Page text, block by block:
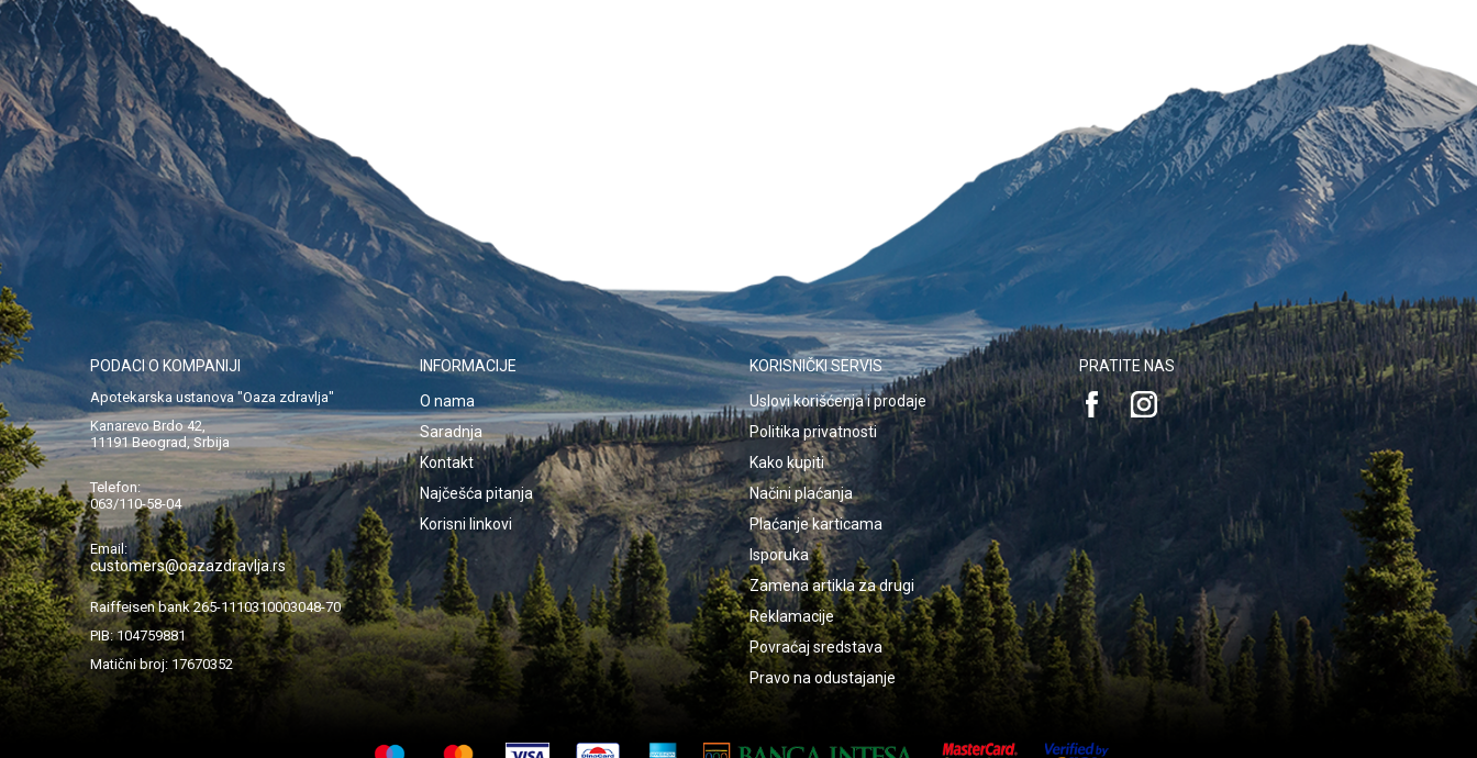
PODACI O KOMPANIJI
Apotekarska ustanova "Oaza zdravlja"
Kanarevo Brdo 42,
11191 Beograd, Srbija
Telefon:
063/110-58-04
Email:
customers@oazazdravlja.rs
Raiffeisen bank 265-1110310003048-70
PIB: 104759881
Matični broj: 17670352
INFORMACIJE
O nama
Saradnja
Kontakt
Najčešća pitanja
Korisni linkovi
KORISNIČKI SERVIS
Uslovi korišćenja i prodaje
Politika privatnosti
Kako kupiti
Načini plaćanja
Plaćanje karticama
Isporuka
Zamena artikla za drugi
Reklamacije
Povraćaj sredstava
Pravo na odustajanje
PRATITE NAS